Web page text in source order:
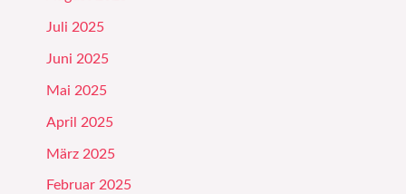
Juli 2025
Juni 2025
Mai 2025
April 2025
März 2025
Februar 2025